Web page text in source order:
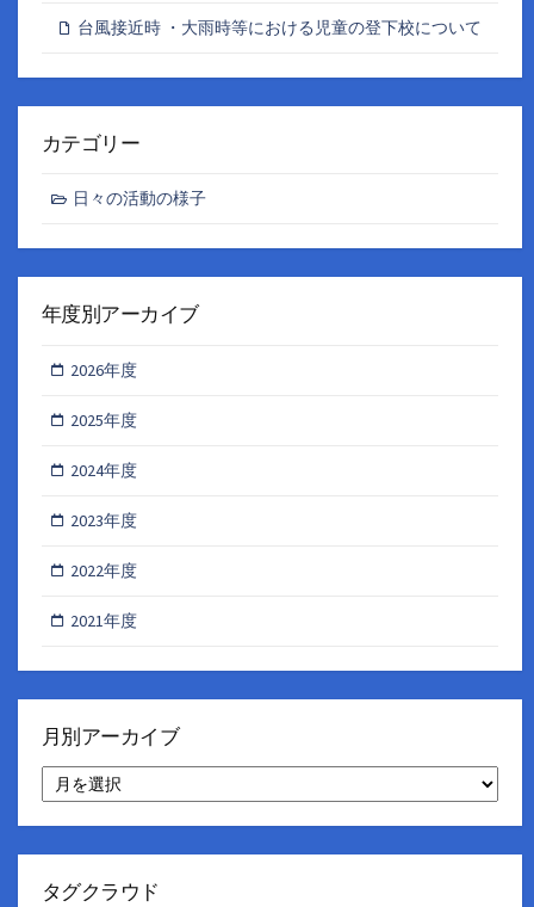
台風接近時 ・大雨時等における児童の登下校について
カテゴリー
日々の活動の様子
年度別アーカイブ
2026年度
2025年度
2024年度
2023年度
2022年度
2021年度
月別アーカイブ
別
ア
イ
タグクラウド